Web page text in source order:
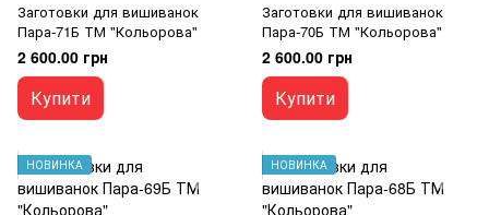
Заготовки для вишиванок
Пара-71Б ТМ "Кольорова"
2 600.00 грн
Купити
Заготовки для вишиванок
Пара-70Б ТМ "Кольорова"
2 600.00 грн
Купити
НОВИНКА НОВИНКА